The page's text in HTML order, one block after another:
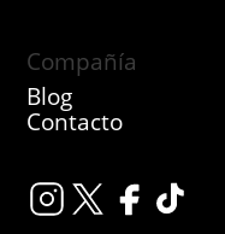
Compañía
Blog
Contacto